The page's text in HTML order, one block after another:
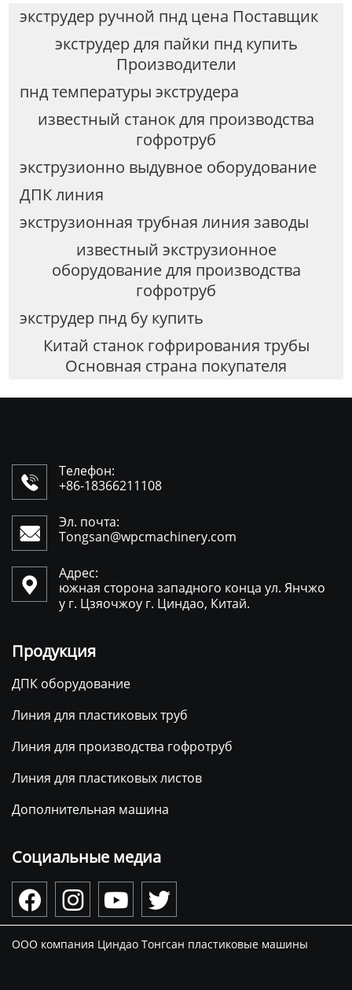
экструдер ручной пнд цена Поставщик
экструдер для пайки пнд купить
Производители
пнд температуры экструдера
известный станок для производства
гофротруб
экструзионно выдувное оборудование
ДПК линия
экструзионная трубная линия заводы
известный экструзионное
оборудование для производства
гофротруб
экструдер пнд бу купить
Китай станок гофрирования трубы
Основная страна покупателя

Телефон:
+86-18366211108

Эл. почта:
Tongsan@wpcmachinery.com

Адрес:
южная сторона западного конца ул. Янчжо
у г. Цзяочжоу г. Циндао, Китай.
Продукция
ДПК оборудование
Линия для пластиковых труб
Линия для производства гофротруб
Линия для пластиковых листов
Дополнительная машина
Социальные медиа
   
ООО компания Циндао Тонгсан пластиковые машины